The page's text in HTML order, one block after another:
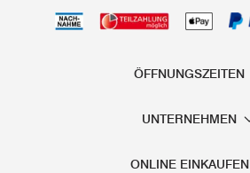
ÖFFNUNGSZEITEN
UNTERNEHMEN
ONLINE EINKAUFEN